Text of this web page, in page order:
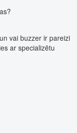
vai buzzer ir pareizi
ar specializētu